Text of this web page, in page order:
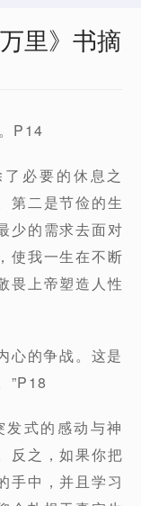
里》书摘
P14
必要的休息之
第二是节俭的生
少的需求去面对
使我一生在不断
畏上帝塑造人性
心的争战。这是
”P18
式的感动与神
反之，如果你把
手中，并且学习